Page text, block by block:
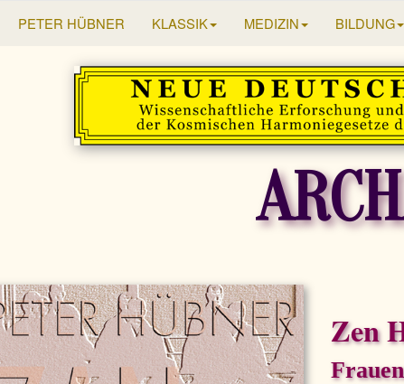
PETER HÜBNER KLASSIK MEDIZIN BILDUNG
Zen